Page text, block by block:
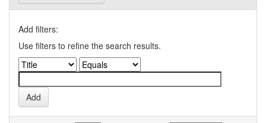
Add filters:
Use filters to refine the search results.